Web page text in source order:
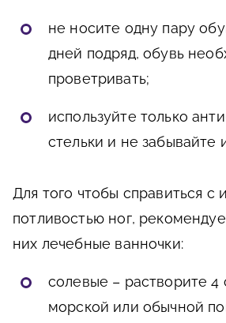
не носите одну пару
дней подряд, обувь
проветривать;
используйте только
стельки и не забывайте
Для того чтобы справиться с
потливостью ног,
них лечебные ванночки:
солевые – растворите 4
морской или обычной